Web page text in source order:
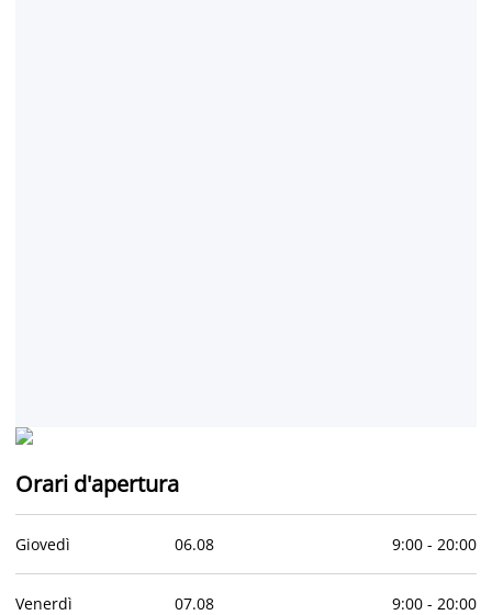
Orari d'apertura
Giovedì 06.08 9:00- 20:00
Venerdì 07.08 9:00- 20:00